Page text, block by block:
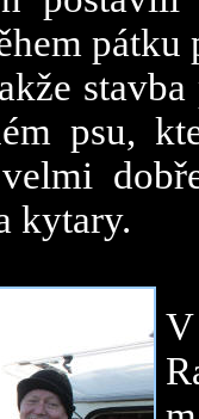
pátku
psu,
kytary.